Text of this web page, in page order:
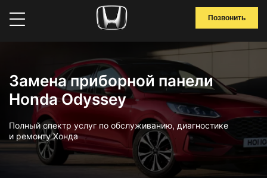
Позвонить
Замена приборной панели
Honda Odyssey
Полный спектр услуг по обслуживанию, диагностике
и ремонту Хонда